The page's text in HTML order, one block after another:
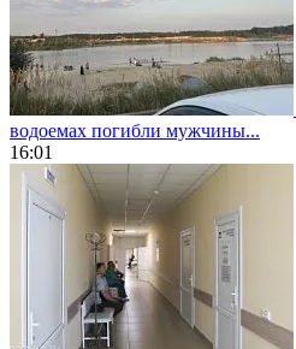
водоемах погибли мужчины...
16:01